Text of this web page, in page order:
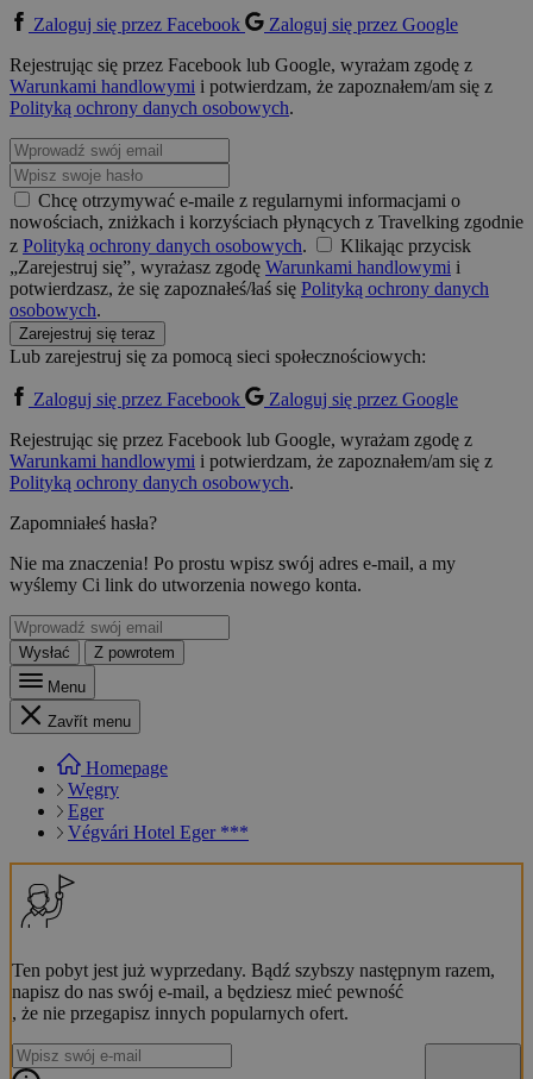
Zaloguj się przez Facebook
Zaloguj się przez Google
Rejestrując się przez Facebook lub Google, wyrażam zgodę z
Warunkami handlowymi i potwierdzam, że zapoznałem/am się z
Polityką ochrony danych osobowych.
Chcę otrzymywać e-maile z regularnymi informacjami o
nowościach, zniżkach i korzyściach płynących z Travelking zgodnie
z Polityką ochrony danych osobowych.
Klikając przycisk
„Zarejestruj się”, wyrażasz zgodę Warunkami handlowymi i
potwierdzasz, że się zapoznałeś/łaś się Polityką ochrony danych
osobowych.
Zarejestruj się teraz
Lub zarejestruj się za pomocą sieci społecznościowych:
Zaloguj się przez Facebook
Zaloguj się przez Google
Rejestrując się przez Facebook lub Google, wyrażam zgodę z
Warunkami handlowymi i potwierdzam, że zapoznałem/am się z
Polityką ochrony danych osobowych.
Zapomniałeś hasła?
Nie ma znaczenia! Po prostu wpisz swój adres e-mail, a my
wyślemy Ci link do utworzenia nowego konta.
Wysłać
Z powrotem
Menu
Zavřít menu
Homepage
Węgry
Eger
Végvári Hotel Eger ***
Ten pobyt jest już wyprzedany. Bądź szybszy następnym razem,
napisz do nas swój e-mail, a będziesz mieć pewność
, że nie przegapisz innych popularnych ofert.